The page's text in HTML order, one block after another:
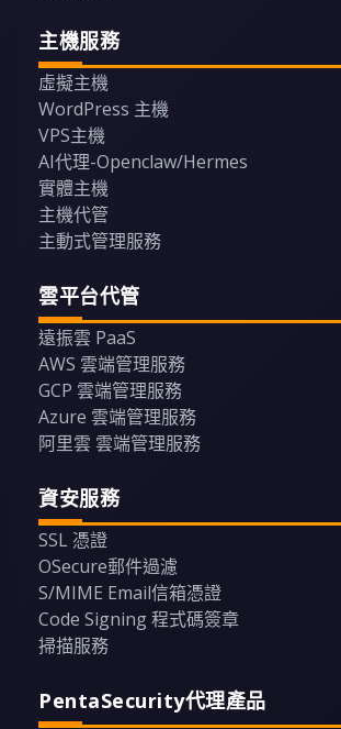
主機服務
虛擬主機
WordPress 主機
VPS主機
AI代理-Openclaw/Hermes
實體主機
主機代管
主動式管理服務
雲平台代管
遠振雲 PaaS
AWS 雲端管理服務
GCP 雲端管理服務
Azure 雲端管理服務
阿里雲 雲端管理服務
資安服務
SSL 憑證
OSecure郵件過濾
S/MIME Email信箱憑證
Code Signing 程式碼簽章
掃描服務
PentaSecurity代理產品